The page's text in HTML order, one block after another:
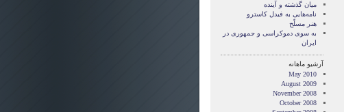
میان گذشته و آینده
نامه‌هایی به فیدل کاسترو
هنر مسلّح
‌به سوی دموکراسی و جمهوری در
ایران
آرشیو ماهانه
May 2010
August 2009
November 2008
October 2008